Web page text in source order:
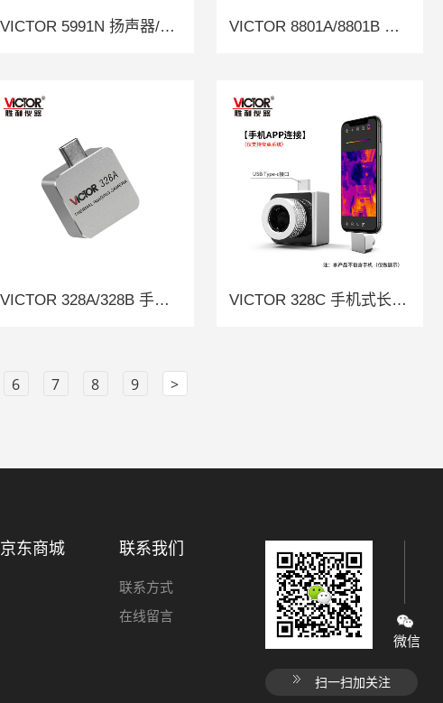
VICTOR 5991N 扬声器/话筒极性测试仪 VICTOR 8801A/8801B 多路温度巡检仪
VICTOR 328A/328B 手机插件式红外热成像仪 VICTOR 328C 手机式长焦红外热成像仪
6 7 8 9 >
京东商城 联系我们
联系方式
在线留言
微信
扫一扫加关注